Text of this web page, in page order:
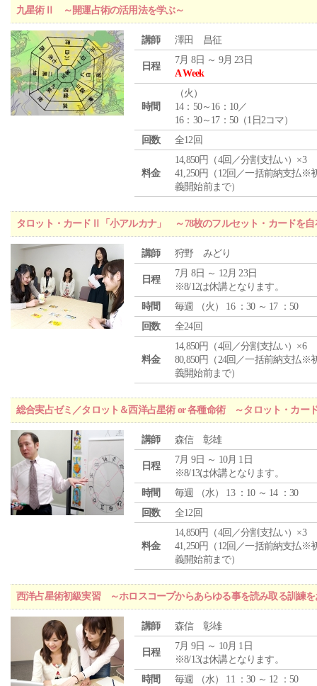
九星術Ⅱ ～開運占術の活用法を学ぶ～
講師 澤田 昌征
日程
7月 8日 ～ 9月 23日
A Week
時間
（火 ）
14：50～16：10／
16：30～17：50（1日2コマ）
回数
全12回
料金
14,850円（4回／分割支払い）×3
41,250円（12回／一括前納支払※
義開始前まで）
タロット・カードⅡ「小アルカナ」 ～78枚のフルセット・カードを自
講師 狩野 みどり
日程
7月 8日 ～ 12月 23日
※8/12は休講となります。
時間
毎週 （火 ） 16 ：30 ～ 17 ：50
回数
全24回
料金
14,850円（4回／分割支払い）×6
80,850円（24回／一括前納支払※
義開始前まで）
総合実占ゼミ／タロット＆西洋占星術 or 各種命術 ～タロット・カー
講師 森信 彰雄
日程
7月 9日 ～ 10月 1日
※8/13は休講となります。
時間
毎週 （水） 13 ：10 ～ 14 ：30
回数
全12回
料金
14,850円（4回／分割支払い）×3
41,250円（12回／一括前納支払※
義開始前まで）
西洋占星術初級実習 ～ホロスコープからあらゆる事を読み取る訓練を
講師 森信 彰雄
日程
7月 9日 ～ 10月 1日
※8/13は休講となります。
時間
毎週 （水） 11 ：30 ～ 12 ：50